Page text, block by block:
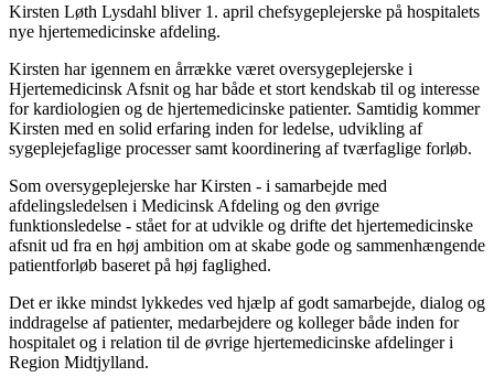
Kirsten Løth Lysdahl bliver 1. april chefsygeplejerske på hospitalets
nye hjertemedicinske afdeling.
Kirsten har igennem en årrække været oversygeplejerske i
Hjertemedicinsk Afsnit og har både et stort kendskab til og interesse
for kardiologien og de hjertemedicinske patienter. Samtidig kommer
Kirsten med en solid erfaring inden for ledelse, udvikling af
sygeplejefaglige processer samt koordinering af tværfaglige forløb.
Som oversygeplejerske har Kirsten - i samarbejde med
afdelingsledelsen i Medicinsk Afdeling og den øvrige
funktionsledelse - stået for at udvikle og drifte det hjertemedicinske
afsnit ud fra en høj ambition om at skabe gode og sammenhængende
patientforløb baseret på høj faglighed.
Det er ikke mindst lykkedes ved hjælp af godt samarbejde, dialog og
inddragelse af patienter, medarbejdere og kolleger både inden for
hospitalet og i relation til de øvrige hjertemedicinske afdelinger i
Region Midtjylland.